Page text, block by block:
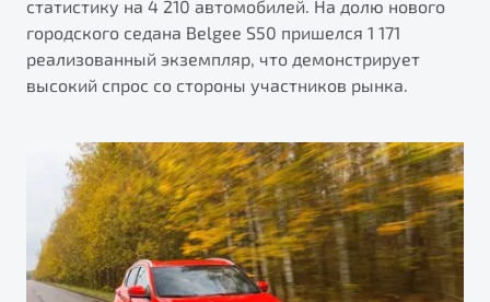
статистику на 4 210 автомобилей. На долю нового
городского седана Belgee S50 пришелся 1 171
реализованный экземпляр, что демонстрирует
высокий спрос со стороны участников рынка.